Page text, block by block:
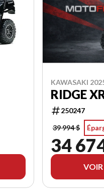
KAWASAKI
RIDGE
250247
39 994 $
34
VOIR